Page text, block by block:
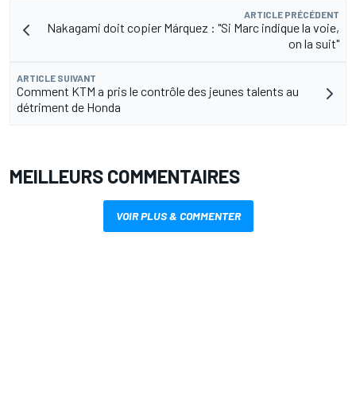
ARTICLE PRÉCÉDENT
Nakagami doit copier Márquez : "Si Marc indique la voie,
on la suit"
ARTICLE SUIVANT
Comment KTM a pris le contrôle des jeunes talents au
détriment de Honda
MEILLEURS COMMENTAIRES
VOIR PLUS & COMMENTER